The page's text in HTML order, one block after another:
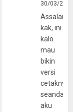
30/03/
kak, ini
kalo
mau
bikin
versi
cetaknya
aku